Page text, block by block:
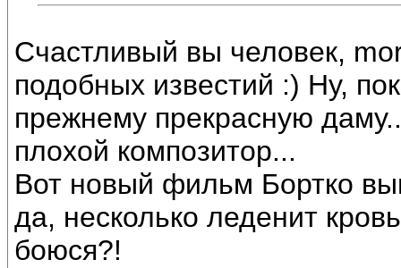
Счастливый вы человек,
подобных известий :) Ну,
прежнему прекрасную
плохой композитор...
Вот новый фильм Бортко
да, несколько леденит
боюся?!